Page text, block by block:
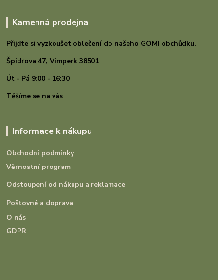
Kamenná prodejna
Přijďte si vyzkoušet oblečení do našeho GOMI obchůdku.
Špidrova 47,Vimperk 38501
Út - Pá 9:00 - 16:30
Těšíme se na vás
Informace k nákupu
Obchodní podmínky
Věrnostní program
Odstoupení od nákupu a reklamace
Poštovné a doprava
O nás
GDPR